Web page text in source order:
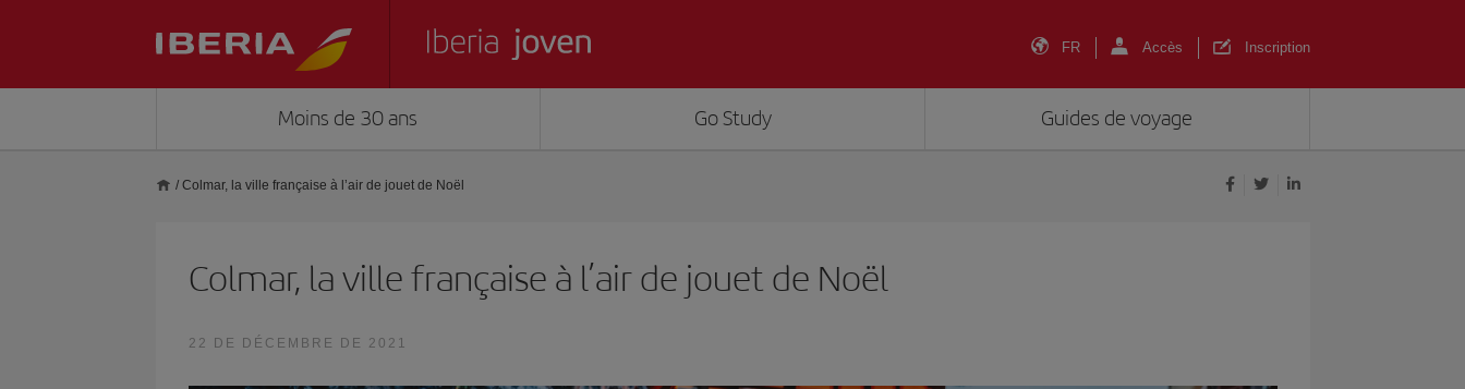
FR Accès Inscription
Moins de 30 ans Go Study Guides de voyage
/ Colmar, la ville française à l’air de jouet de Noël
Colmar, la ville française à l’air de jouet de Noël
22 DE DÉCEMBRE DE 2021